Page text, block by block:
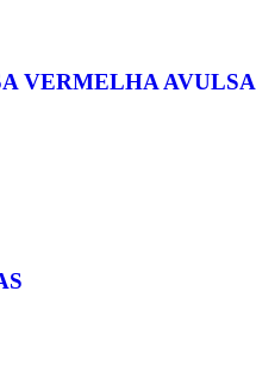
VERMELHA AVULSA